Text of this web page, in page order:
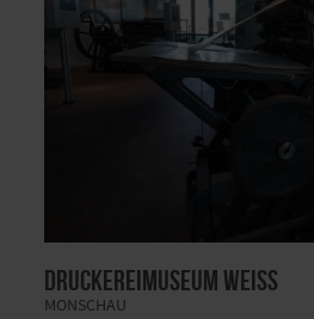
Druckereimuseum Weiss
MONSCHAU